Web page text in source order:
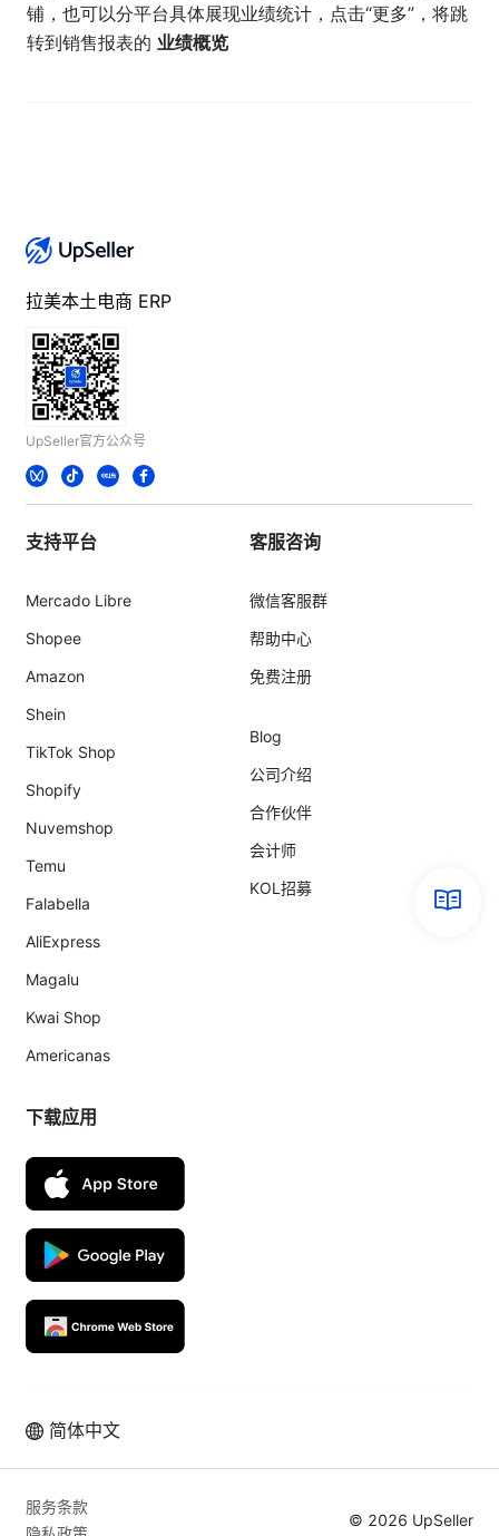
铺，也可以分平台具体展现业绩统计，点击“更多”，将跳
转到销售报表的 业绩概览
拉美本土电商 ERP
UpSeller官方公众号
支持平台
Mercado Libre
Shopee
Amazon
Shein
TikTok Shop
Shopify
Nuvemshop
Temu
Falabella
AliExpress
Magalu
Kwai Shop
Americanas
客服咨询
微信客服群
帮助中心
免费注册
Blog
公司介绍
合作伙伴
会计师
KOL招募
下载应用
简体中文
服务条款
© 2026 UpSeller